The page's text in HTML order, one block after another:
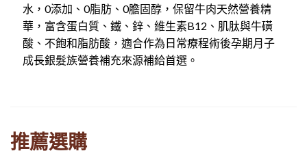
水，0添加、0脂肪、0膽固醇，保留牛肉天然營養精
華，富含蛋白質、鐵、鋅、維生素B12、肌肽與牛磺
酸、不飽和脂肪酸，適合作為日常療程術後孕期月子
成長銀髮族營養補充來源補給首選。
推薦選購